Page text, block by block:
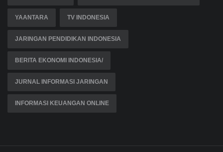
YAANTARA TV INDONESIA
JARINGAN PENDIDIKAN INDONESIA
BERITA EKONOMI INDONESIA/
JURNAL INFORMASI JARINGAN
INFORMASI KEUANGAN ONLINE